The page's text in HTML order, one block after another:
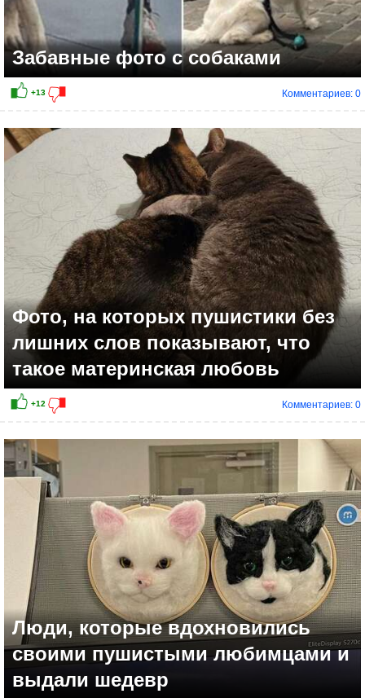
Забавные фото с собаками
Комментариев: 0
Фото, на которых пушистики без
лишних слов показывают, что
такое материнская любовь
Комментариев: 0
Люди, которые вдохновились
своими пушистыми любимцами и
выдали шедевр